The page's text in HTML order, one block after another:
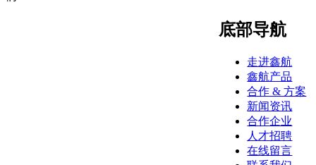
底部导航
走进鑫航
鑫航产品
合作 & 方案
新闻资讯
合作企业
人才招聘
在线留言